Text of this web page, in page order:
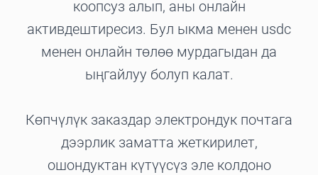
коопсуз алып, аны онлайн
активдештиресиз. Бул ыкма менен usdc
менен онлайн төлөө мурдагыдан да
ыңгайлуу болуп калат.
Көпчүлүк заказдар электрондук почтага
дээрлик заматта жеткирилет,
ошондуктан күтүүсүз эле колдоно